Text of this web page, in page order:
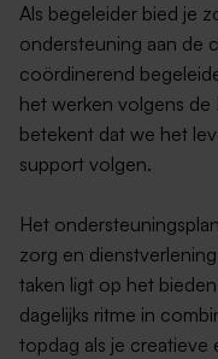
Als begeleider bied je
ondersteuning aan de
coördinerend
het werken volgens
betekent dat we het
support volgen.
Het
zorg en
taken ligt op het
dagelijks ritme in
topdag als je creatieve